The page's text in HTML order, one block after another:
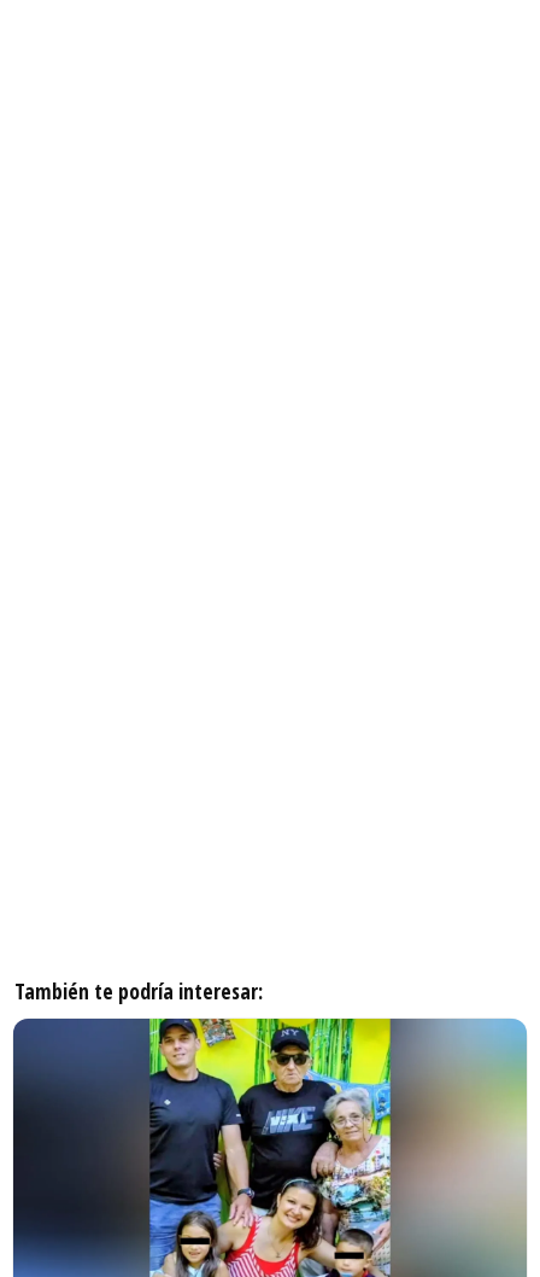
También te podría interesar: